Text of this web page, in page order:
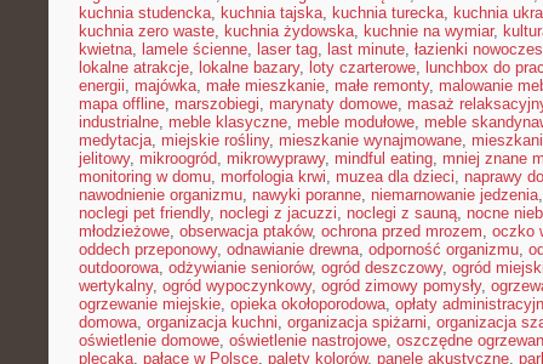
kuchnia studencka, kuchnia tajska, kuchnia turecka, kuchnia
kuchnia zero waste, kuchnia żydowska, kuchnie na wymiar,
kwietna, lamele ścienne, laser tag, last minute, łazienki
lokalne atrakcje, lokalne bazary, loty czarterowe, lunchbox do
energii, majówka, małe mieszkanie, małe remonty, malowanie
mapa offline, marszobiegi, marynaty domowe, masaż
industrialne, meble klasyczne, meble modułowe, meble
medytacja, miejskie rośliny, mieszkanie wynajmowane,
jelitowy, mikroogród, mikrowyprawy, mindful eating, mniej znane
monitoring w domu, morfologia krwi, muzea dla dzieci, naprawy
nawodnienie organizmu, nawyki poranne, niemarnowanie jedzenia
noclegi pet friendly, noclegi z jacuzzi, noclegi z sauną, nocne
młodzieżowe, obserwacja ptaków, ochrona przed mrozem, oczko
oddech przeponowy, odnawianie drewna, odporność organizmu,
outdoorowa, odżywianie seniorów, ogród deszczowy, ogród
wertykalny, ogród wypoczynkowy, ogród zimowy pomysły,
ogrzewanie miejskie, opieka okołoporodowa, opłaty
domowa, organizacja kuchni, organizacja spiżarni, organizacja
oświetlenie domowe, oświetlenie nastrojowe, oszczędne
plecaka, pałace w Polsce, palety kolorów, panele akustyczne,